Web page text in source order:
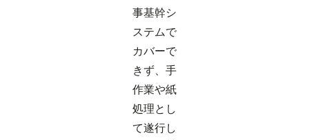
事基幹シ
ステムで
カバーで
きず、手
作業や紙
処理とし
て遂行し